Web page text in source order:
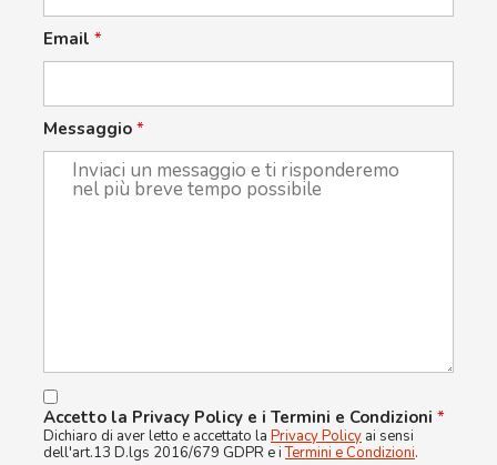
Email *
Messaggio *
Accetto la Privacy Policy e i Termini e Condizioni *
Dichiaro di aver letto e accettato la Privacy Policy ai sensi
dell'art.13 D.lgs 2016/679 GDPR e iTermini e Condizioni.